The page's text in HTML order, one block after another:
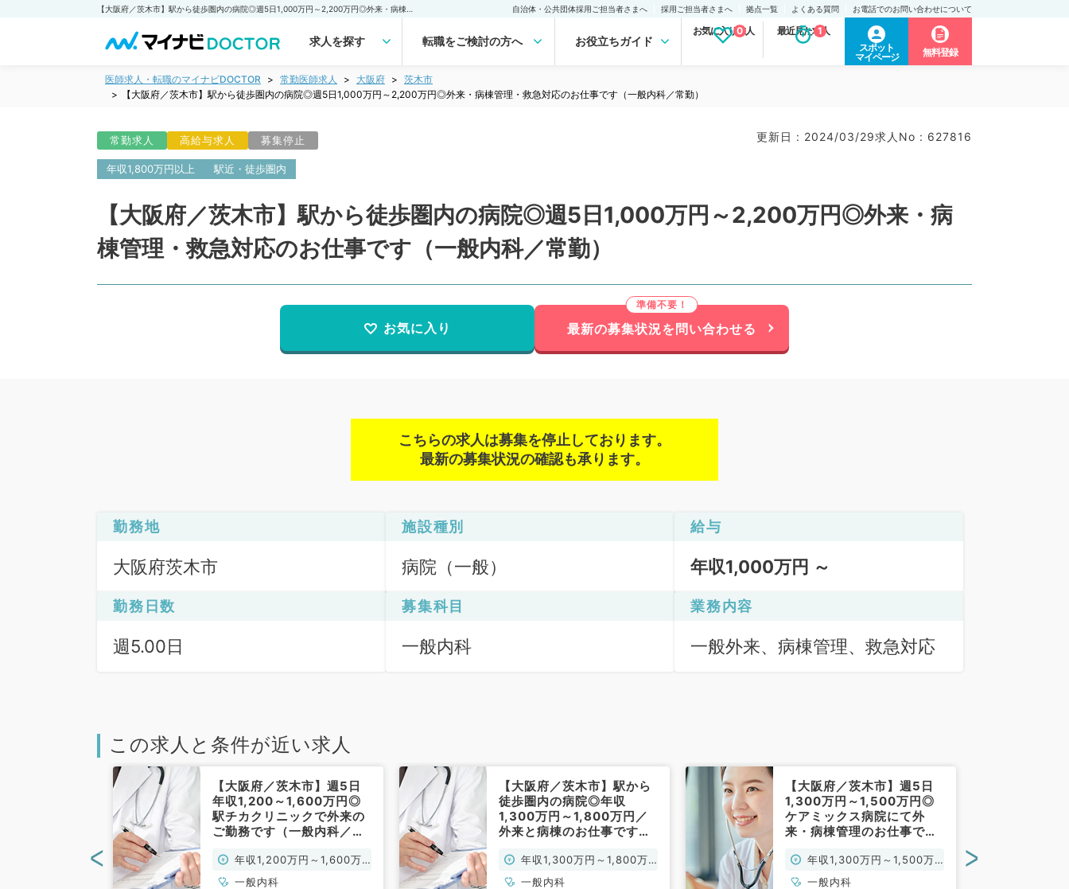
自治体・公共団体採用ご担当者さまへ 採用ご担当者さまへ 拠点一覧 よくある質問 お電話でのお問い合わせについて
求人を探す 転職をご検討の方へ お役立ちガイド
お気に入り求人
0 最近見た求人
1
スポット
マイページ
無料登録
医師求人・転職のマイナビDOCTOR 常勤医師求人 大阪府
茨木市
【大阪府／茨木市】駅から徒歩圏内の病院◎週5日1,000万円～2,200万円◎外来・病棟管理・救急対応のお仕事です（一般内科／常勤）
常勤求人 高給与求人 募集停止 更新日 : 2024/03/29求人No : 627816
年収1,800万円以上 駅近・徒歩圏内
【大阪府／茨木市】駅から徒歩圏内の病院◎週5日1,000万円～2,200万円◎外来・病
棟管理・救急対応のお仕事です（一般内科／常勤）
お気に入り 最新の募集状況を問い合わせる
こちらの求人は募集を停止しております。
最新の募集状況の確認も承ります。
勤務地
大阪府茨木市
施設種別
病院（一般）
給与
年収1,000万円 ～
勤務日数
週5.00日
募集科目
一般内科
業務内容
一般外来、病棟管理、救急対応
この求人と条件が近い求人
【大阪府／茨木市】週5日
年収1,200～1,600万円◎
駅チカクリニックで外来の
ご勤務です（一般内科／常
年収1,200万円～1,600万
一般内科
【大阪府／茨木市】駅から
徒歩圏内の病院◎年収
1,300万円～1,800万円／
外来と病棟のお仕事です
年収1,300万円～1,800万
一般内科
【大阪府／茨木市】週5日
1,300万円～1,500万円◎
ケアミックス病院にて外
来・病棟管理のお仕事です
年収1,300万円～1,500万
一般内科
< >